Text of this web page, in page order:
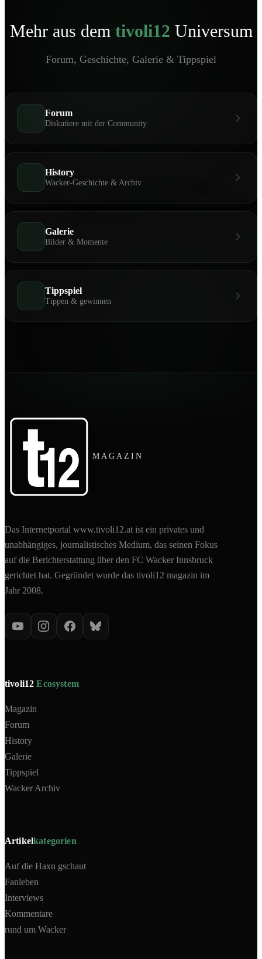
Mehr aus dem tivoli12 Universum
Forum, Geschichte, Galerie & Tippspiel
Forum
Diskutiere mit der Community
History
Wacker-Geschichte & Archiv
Galerie
Bilder & Momente
Tippspiel
Tippen & gewinnen
MAGAZIN
Das Internetportal www.tivoli12.at ist ein privates und
unabhängiges, journalistisches Medium, das seinen Fokus
auf die Berichterstattung über den FC Wacker Innsbruck
gerichtet hat. Gegründet wurde das tivoli12 magazin im
Jahr 2008.
tivoli12Ecosystem
Magazin
Forum
History
Galerie
Tippspiel
Wacker Archiv
Artikelkategorien
Auf die Haxn gschaut
Fanleben
Interviews
Kommentare
rund um Wacker